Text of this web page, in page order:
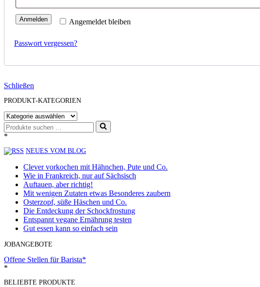
Angemeldet bleiben
Anmelden
Passwort vergessen?
Schließen
PRODUKT-KATEGORIEN
Suchen
nach …
*
NEUES VOM BLOG
Clever vorkochen mit Hähnchen, Pute und Co.
Wie in Frankreich, nur auf Sächsisch
Auftauen, aber richtig!
Mit wenigen Zutaten etwas Besonderes zaubern
Osterzopf, süße Häschen und Co.
Die Entdeckung der Schockfrostung
Entspannt vegane Ernährung testen
Gut essen kann so einfach sein
JOBANGEBOTE
Offene Stellen für Barista*
*
BELIEBTE PRODUKTE